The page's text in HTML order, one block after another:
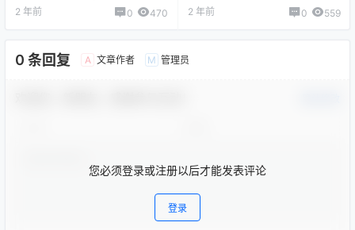
2 年前 0 470
秘】
2 年前 0 559
0 条回复 A 文章作者 M 管理员
您必须登录或注册以后才能发表评论
登录